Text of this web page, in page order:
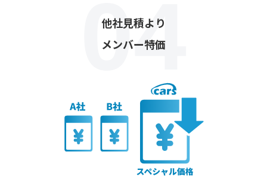
他社見積より
メンバー特価